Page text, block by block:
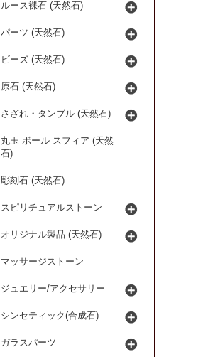
ルース裸石 (天然石)
パーツ (天然石)
ビーズ (天然石)
原石 (天然石)
さざれ・タンブル (天然石)
丸玉 ボール スフィア (天然
石)
彫刻石 (天然石)
スピリチュアルストーン
オリジナル製品 (天然石)
マッサージストーン
ジュエリー/アクセサリー
シンセティック(合成石)
ガラスパーツ